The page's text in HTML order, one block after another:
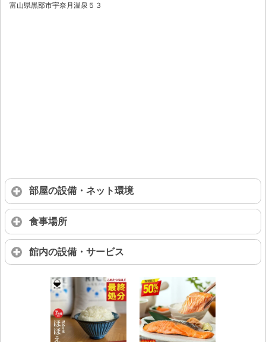
富山県黒部市宇奈月温泉５３
部屋の設備・ネット環境
食事場所
館内の設備・サービス